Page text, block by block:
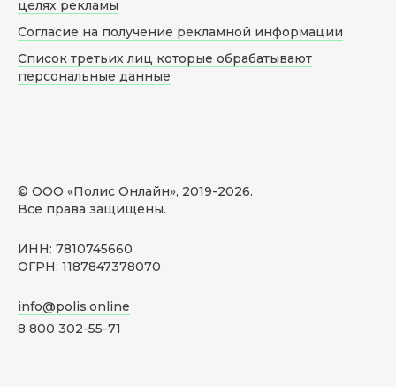
© ООО «Полис Онлайн», 2019-2026.
Все права защищены.
ИНН: 7810745660
ОГРН: 1187847378070
info@polis.online
8 800 302-55-71
целях рекламы
Согласие на получение рекламной информации
Список третьих лиц которые обрабатывают
персональные данные